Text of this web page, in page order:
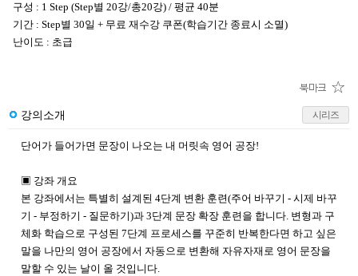
구성 : 1 Step (Step별 20강/총20강) / 평균 40분
기간 : Step별 30일 + 무료 재수강 쿠폰(학습기간 종료시 소멸)
난이도 : 초급
강의소개 시리즈
단어가 들어가면 문장이 나오는 내 머릿속 영어 공장!
▣ 강좌 개요
본 강좌에서는 특별히 설계된 4단계 변환 훈련(주어 바꾸기 - 시제 바꾸
기 - 부정하기 - 질문하기)과 3단계 문장 확장 훈련을 합니다. 변형과 구
체화 학습으로 구성된 7단계 프로세스를 꾸준히 반복한다면 하고 싶은
말을 나만의 영어 공장에서 자동으로 변환해 자유자재로 영어 문장을
말할 수 있는 날이 올 것입니다.